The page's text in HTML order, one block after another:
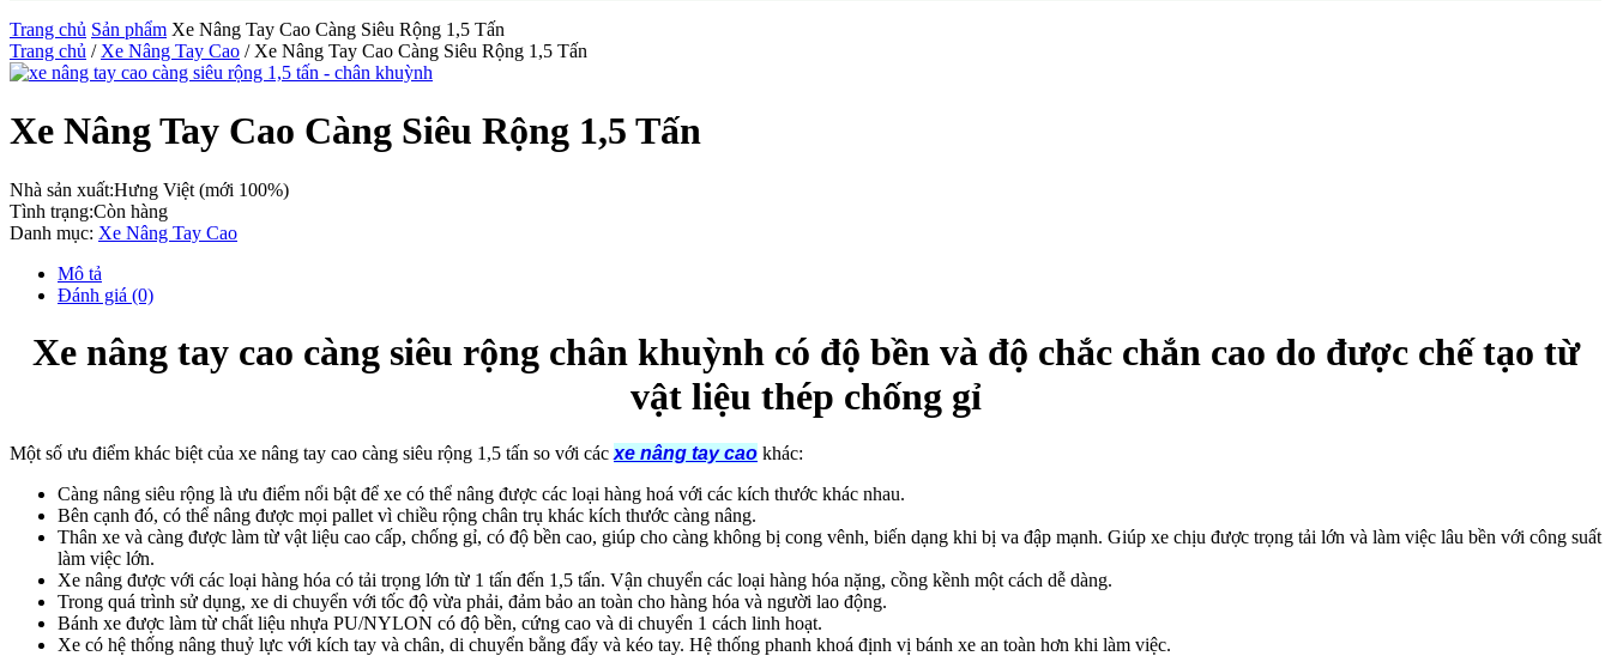
Trang chủ Sản phẩm Xe Nâng Tay Cao Càng Siêu Rộng 1,5 Tấn
Trang chủ / Xe Nâng Tay Cao / Xe Nâng Tay Cao Càng Siêu Rộng 1,5 Tấn
Xe Nâng Tay Cao Càng Siêu Rộng 1,5 Tấn
Nhà sản xuất:Hưng Việt (mới 100%)
Tình trạng:Còn hàng
Danh mục: Xe Nâng Tay Cao
Mô tả
Đánh giá (0)
Xe nâng tay cao càng siêu rộng chân khuỳnh có độ bền và độ chắc chắn cao do được chế tạo từ
vật liệu thép chống gỉ
Một số ưu điểm khác biệt của xe nâng tay cao càng siêu rộng 1,5 tấn so với các xe nâng tay cao khác:
Càng nâng siêu rộng là ưu điểm nổi bật để xe có thể nâng được các loại hàng hoá với các kích thước khác nhau.
Bên cạnh đó, có thể nâng được mọi pallet vì chiều rộng chân trụ khác kích thước càng nâng.
Thân xe và càng được làm từ vật liệu cao cấp, chống gỉ, có độ bền cao, giúp cho càng không bị cong vênh, biến dạng khi bị va đập mạnh. Giúp xe chịu được trọng tải lớn và làm việc lâu bền với công suất
làm việc lớn.
Xe nâng được với các loại hàng hóa có tải trọng lớn từ 1 tấn đến 1,5 tấn. Vận chuyển các loại hàng hóa nặng, cồng kềnh một cách dễ dàng.
Trong quá trình sử dụng, xe di chuyển với tốc độ vừa phải, đảm bảo an toàn cho hàng hóa và người lao động.
Bánh xe được làm từ chất liệu nhựa PU/NYLON có độ bền, cứng cao và di chuyển 1 cách linh hoạt.
Xe có hệ thống nâng thuỷ lực với kích tay và chân, di chuyển bằng đẩy và kéo tay. Hệ thống phanh khoá định vị bánh xe an toàn hơn khi làm việc.